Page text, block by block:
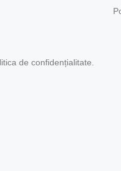
de confidențialitate.